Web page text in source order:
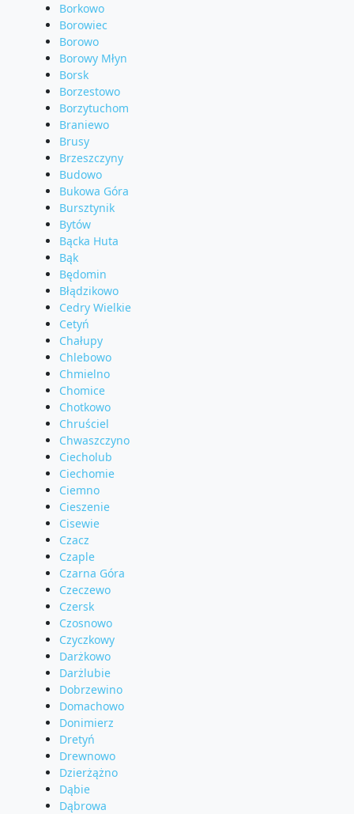
Borkowo
Borowiec
Borowo
Borowy Młyn
Borsk
Borzestowo
Borzytuchom
Braniewo
Brusy
Brzeszczyny
Budowo
Bukowa Góra
Bursztynik
Bytów
Bącka Huta
Bąk
Będomin
Błądzikowo
Cedry Wielkie
Cetyń
Chałupy
Chlebowo
Chmielno
Chomice
Chotkowo
Chruściel
Chwaszczyno
Ciecholub
Ciechomie
Ciemno
Cieszenie
Cisewie
Czacz
Czaple
Czarna Góra
Czeczewo
Czersk
Czosnowo
Czyczkowy
Darżkowo
Darżlubie
Dobrzewino
Domachowo
Donimierz
Dretyń
Drewnowo
Dzierżążno
Dąbie
Dąbrowa